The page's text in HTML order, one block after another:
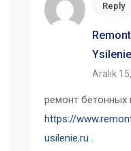
Reply
Aralık
ремонт бетонных
https://
usilenie.ru .